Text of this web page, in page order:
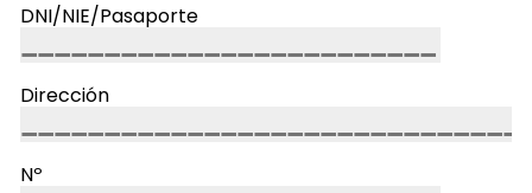
DNI/NIE/Pasaporte
Dirección
Nº